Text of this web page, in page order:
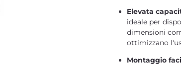
Elevata
ideale per
dimensioni
ottimizzano
Montaggio